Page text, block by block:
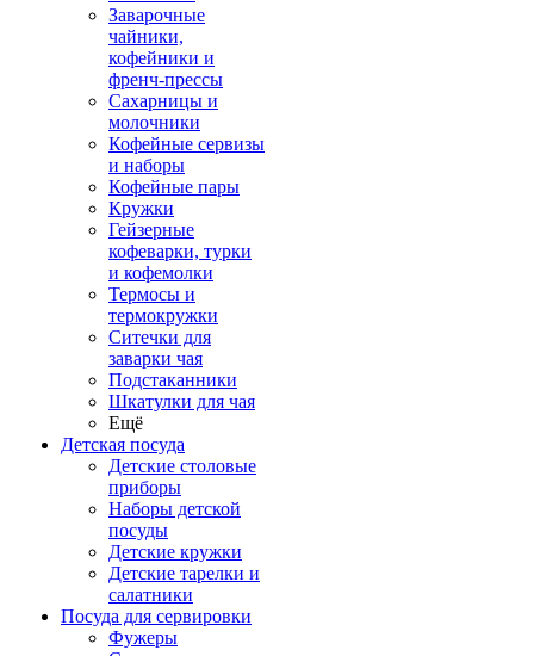
Заварочные
чайники,
кофейники и
френч-прессы
Сахарницы и
молочники
Кофейные сервизы
и наборы
Кофейные пары
Кружки
Гейзерные
кофеварки, турки
и кофемолки
Термосы и
термокружки
Ситечки для
заварки чая
Подстаканники
Шкатулки для чая
Ещё
Детская посуда
Детские столовые
приборы
Наборы детской
посуды
Детские кружки
Детские тарелки и
салатники
Посуда для сервировки
Фужеры